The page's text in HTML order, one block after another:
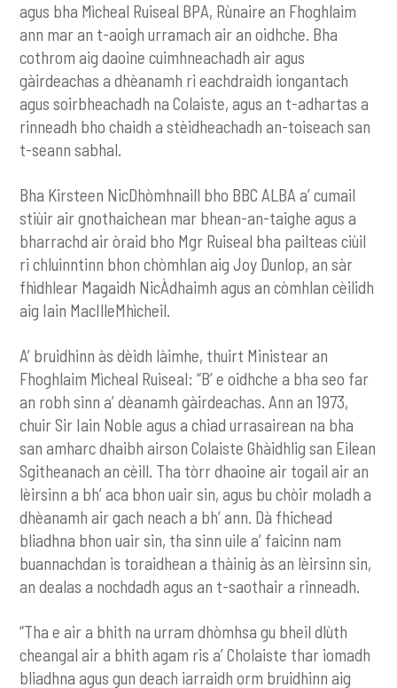
agus bha Mìcheal Ruiseal BPA, Rùnaire an Fhoghlaim
ann mar an t-aoigh urramach air an oidhche. Bha
cothrom aig daoine cuimhneachadh air agus
gàirdeachas a dhèanamh ri eachdraidh iongantach
agus soirbheachadh na Colaiste, agus an t-adhartas a
rinneadh bho chaidh a stèidheachadh an-toiseach san
t-seann sabhal.
Bha Kirsteen NicDhòmhnaill bho BBC ALBA a’ cumail
stiùir air gnothaichean mar bhean-an-taighe agus a
bharrachd air òraid bho Mgr Ruiseal bha pailteas ciùil
ri chluinntinn bhon chòmhlan aig Joy Dunlop, an sàr
fhìdhlear Magaidh NicÀdhaimh agus an còmhlan cèilidh
aig Iain MacIlleMhìcheil.
A’ bruidhinn às dèidh làimhe, thuirt Ministear an
Fhoghlaim Mìcheal Ruiseal: “B’ e oidhche a bha seo far
an robh sinn a’ dèanamh gàirdeachas. Ann an 1973,
chuir Sir Iain Noble agus a chiad urrasairean na bha
san amharc dhaibh airson Colaiste Ghàidhlig san Eilean
Sgitheanach an cèill. Tha tòrr dhaoine air togail air an
lèirsinn a bh’ aca bhon uair sin, agus bu chòir moladh a
dhèanamh air gach neach a bh’ ann. Dà fhichead
bliadhna bhon uair sin, tha sinn uile a’ faicinn nam
buannachdan is toraidhean a thàinig às an lèirsinn sin,
an dealas a nochdadh agus an t-saothair a rinneadh.
“Tha e air a bhith na urram dhòmhsa gu bheil dlùth
cheangal air a bhith agam ris a’ Cholaiste thar iomadh
bliadhna agus gun deach iarraidh orm bruidhinn aig